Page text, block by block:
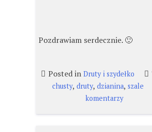
Pozdrawiam serdecznie. 🙂
Posted in Druty i szydełko
chusty, druty, dzianina, szale
komentarzydo